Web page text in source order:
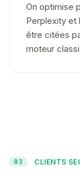
On optimise
Perplexity et
être citées
moteur
03 CLIENTS